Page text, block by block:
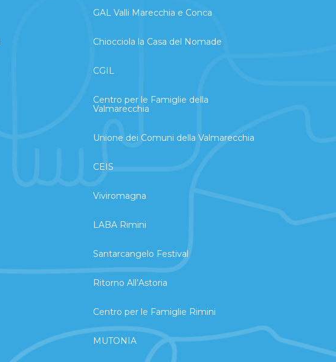
GAL Valli Marecchia e Conca
Chiocciola la Casa del Nomade
CGIL
Centro per le Famiglie della
Valmarecchia
Unione dei Comuni della Valmarecchia
CEIS
Viviromagna
LABA Rimini
Santarcangelo Festival
Ritorno All’Astoria
Centro per le Famiglie Rimini
MUTONIA